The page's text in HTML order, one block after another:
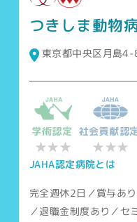
つきしま動物
東京都中央区月島
学術認定
★★★
社会貢献認
★★★
JAHA認定病院とは
完全週休2日／賞与あ
／退職金制度あり／セ